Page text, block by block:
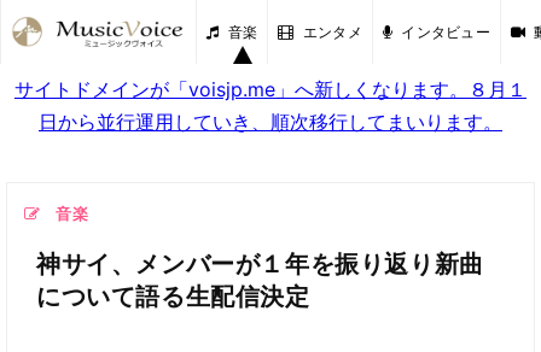
音楽 エンタメ インタビュー
サイトドメインが「voisjp.me」へ新しくなります。８月１
日から並行運用していき、順次移行してまいります。
音楽
神サイ、メンバーが１年を振り返り新曲
について語る生配信決定